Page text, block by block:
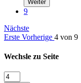
Weiter
9
Nächste
Erste Vorherige 4 von 9
Wechsle zu Seite